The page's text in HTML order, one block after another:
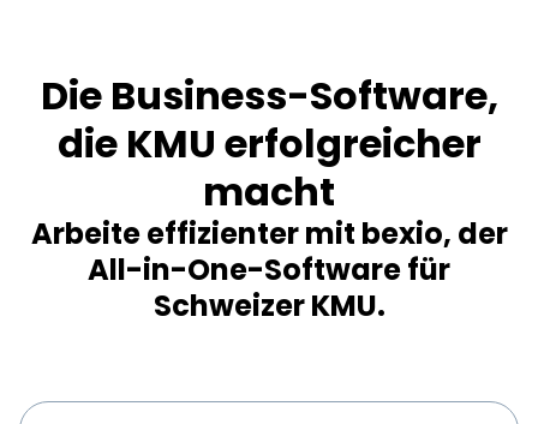
Die Business-Software,
die KMU erfolgreicher
macht
Arbeite effizienter mit bexio, der
All-in-One-Software für
Schweizer KMU.